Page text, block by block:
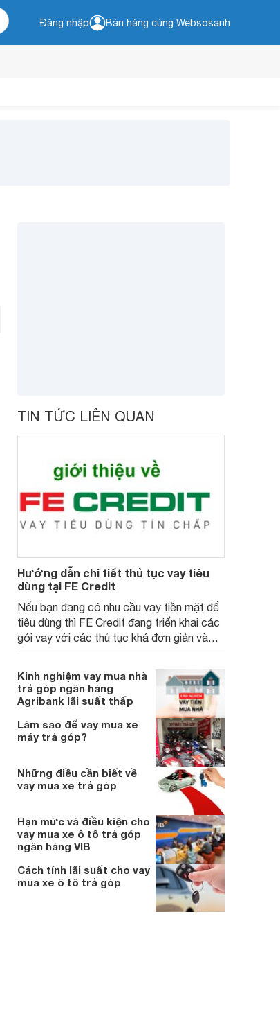
Đăng nhập Bán hàng cùng Websosanh
TIN TỨC LIÊN QUAN
Hướng dẫn chi tiết thủ tục vay tiêu
dùng tại FE Credit
Nếu bạn đang có nhu cầu vay tiền mặt để
tiêu dùng thì FE Credit đang triển khai các
gói vay với các thủ tục khá đơn giản và
mức vay vốn cao cho bạn
Kinh nghiệm vay mua nhà
trả góp ngân hàng
Agribank lãi suất thấp
Làm sao để vay mua xe
máy trả góp?
Những điều cần biết về
vay mua xe trả góp
Hạn mức và điều kiện cho
vay mua xe ô tô trả góp
ngân hàng VIB
Cách tính lãi suất cho vay
mua xe ô tô trả góp